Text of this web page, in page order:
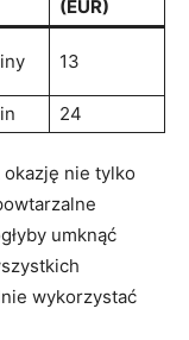
⁤(EUR)
13
24
okazję nie tylko‍
umknąć
wykorzystać